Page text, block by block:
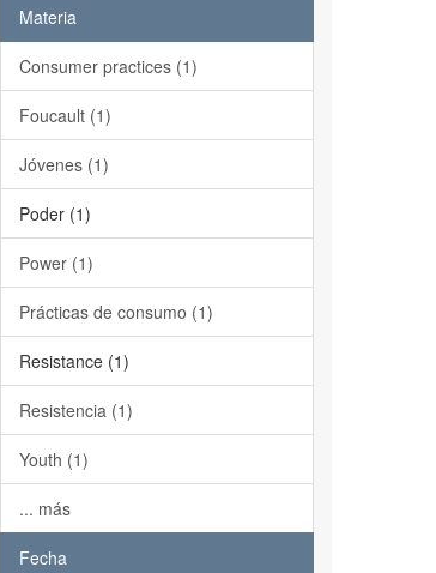
Materia
Consumer practices (1)
Foucault (1)
Jóvenes (1)
Poder (1)
Power (1)
Prácticas de consumo (1)
Resistance (1)
Resistencia (1)
Youth (1)
... más
Fecha